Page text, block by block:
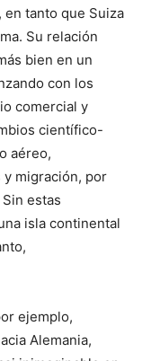
en tanto que Suiza
Su relación
bien en un
con los
comercial y
científico-
aéreo,
y migración, por
estas
isla continental
ejemplo,
Alemania,